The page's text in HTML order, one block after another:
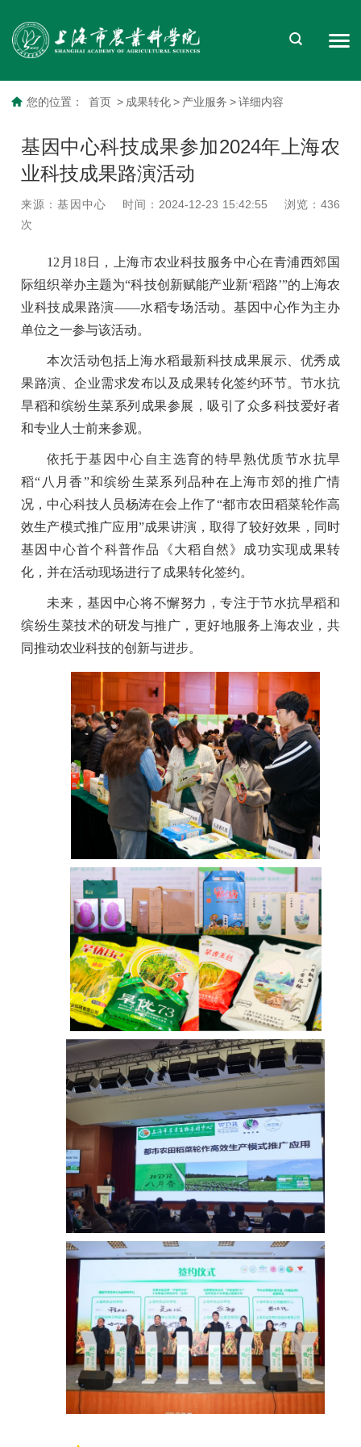
您的位置： 首页 > 成果转化 > 产业服务 > 详细内容
基因中心科技成果参加2024年上海农
业科技成果路演活动
来源：基因中心 时间：2024-12-23 15:42:55 浏览： 436
次
12月18日，上海市农业科技服务中心在青浦西郊国
际组织举办主题为“科技创新赋能产业新‘稻路’”的上海农
业科技成果路演——水稻专场活动。基因中心作为主办
单位之一参与该活动。
本次活动包括上海水稻最新科技成果展示、优秀成
果路演、企业需求发布以及成果转化签约环节。节水抗
旱稻和缤纷生菜系列成果参展，吸引了众多科技爱好者
和专业人士前来参观。
依托于基因中心自主选育的特早熟优质节水抗旱
稻“八月香”和缤纷生菜系列品种在上海市郊的推广情
况，中心科技人员杨涛在会上作了“都市农田稻菜轮作高
效生产模式推广应用”成果讲演，取得了较好效果，同时
基因中心首个科普作品《大稻自然》成功实现成果转
化 ，并在活动现场进行了成果转化签约。
未来，基因中心将不懈努力，专注于节水抗旱稻和
缤纷生菜技术的研发与推广，更好地服务上海农业，共
同推动农业科技的创新与进步。